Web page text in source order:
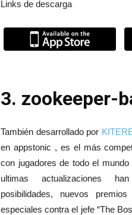
Links de descarga
3. zookeeper-
También desarrollado por
en appstonic , es el más
con jugadores de todo el
ultimas actualizaciones
posibilidades, nuevos
especiales contra el jefe “The